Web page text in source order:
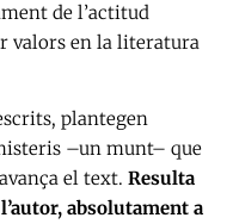
de l’actitud
valors en la literatura
plantegen
–un munt– que
el text. Resulta
absolutament a